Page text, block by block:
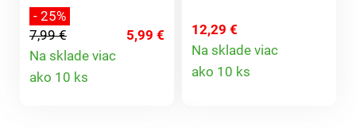
umývateľná polička na
sušenie hubky na riad.
Chráni pracovnú
dosku pred
namočením a udržuje
- 25%
7,99 €
5,99 €
Na sklade viac
ako 10 ks
kuchyne. Oceníte
jednoduchú údržbu a
povrch bez stôp
12,29 €
Na sklade viac
ako 10 ks